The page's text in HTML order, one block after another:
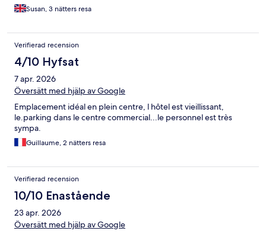
Susan, 3 nätters resa
Verifierad recension
4/10 Hyfsat
7 apr. 2026
Översätt med hjälp av Google
Emplacement idéal en plein centre, l hôtel est vieillissant,
le.parking dans le centre commercial...le personnel est très
sympa.
Guillaume, 2 nätters resa
Verifierad recension
10/10 Enastående
23 apr. 2026
Översätt med hjälp av Google